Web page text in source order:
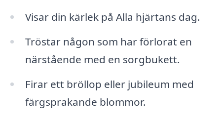
Visar din kärlek på Alla hjärtans dag.
Tröstar någon som har förlorat en
närstående med en sorgbukett.
Firar ett bröllop eller jubileum med
färgsprakande blommor.